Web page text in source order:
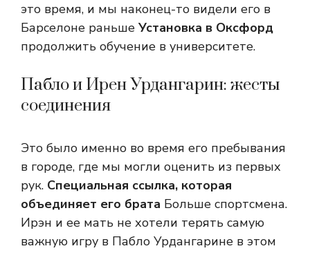
это время, и мы наконец-то видели его в
Барселоне раньше Установка в Оксфорд
продолжить обучение в университете.
Пабло и Ирен Урдангарин: жесты
соединения
Это было именно во время его пребывания
в городе, где мы могли оценить из первых
рук. Специальная ссылка, которая
объединяет его брата Больше спортсмена.
Ирэн и ее мать не хотели терять самую
важную игру в Пабло Урдангарине в этом